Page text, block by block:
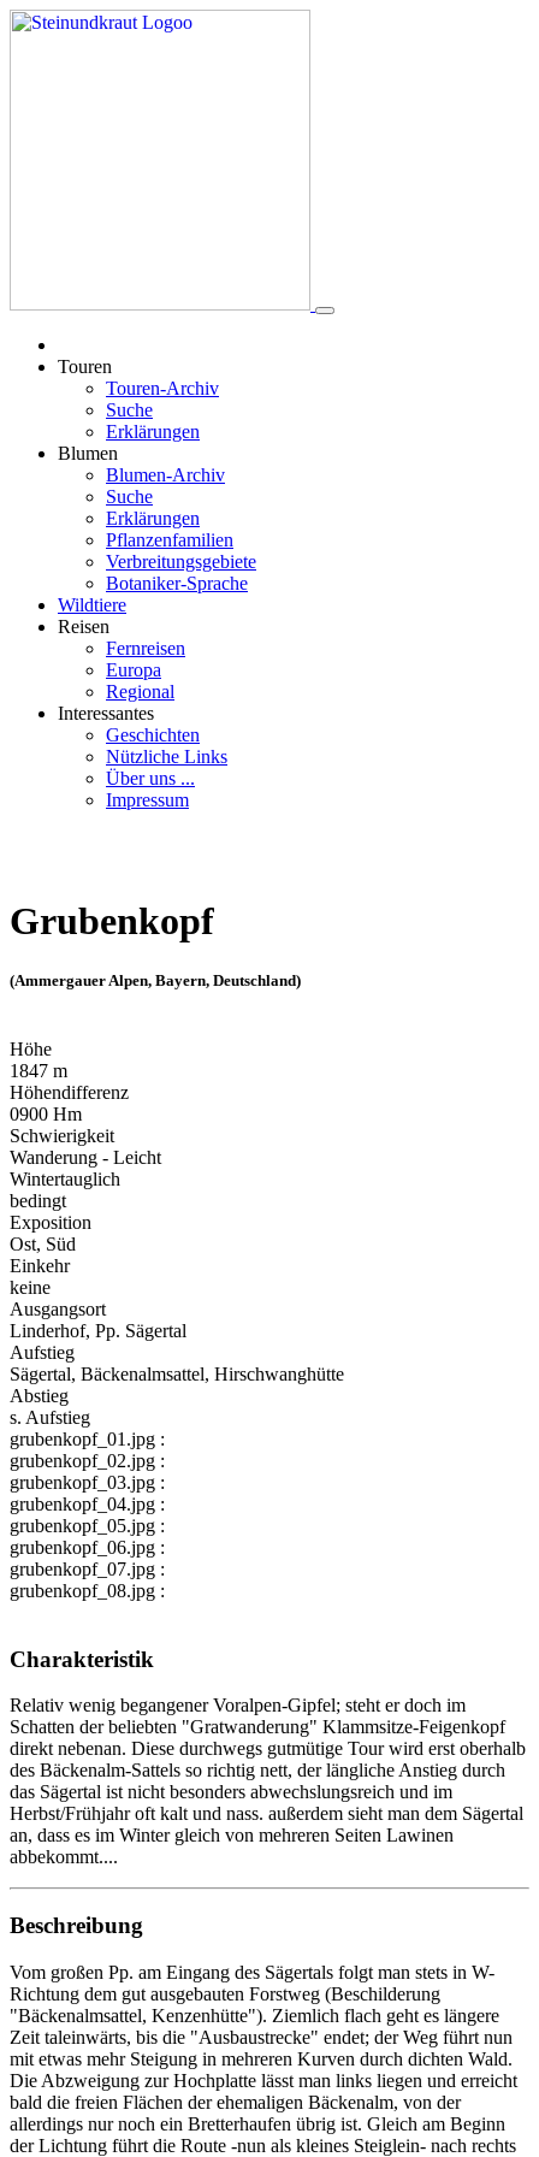
Touren
Touren-Archiv
Suche
Erklärungen
Blumen
Blumen-Archiv
Suche
Erklärungen
Pflanzenfamilien
Verbreitungsgebiete
Botaniker-Sprache
Wildtiere
Reisen
Fernreisen
Europa
Regional
Interessantes
Geschichten
Nützliche Links
Über uns ...
Impressum
Grubenkopf
(Ammergauer Alpen, Bayern, Deutschland)
Höhe
1847 m
Höhendifferenz
0900 Hm
Schwierigkeit
Wanderung - Leicht
Wintertauglich
bedingt
Exposition
Ost, Süd
Einkehr
keine
Ausgangsort
Linderhof, Pp. Sägertal
Aufstieg
Sägertal, Bäckenalmsattel, Hirschwanghütte
Abstieg
s. Aufstieg
grubenkopf_01.jpg :
grubenkopf_02.jpg :
grubenkopf_03.jpg :
grubenkopf_04.jpg :
grubenkopf_05.jpg :
grubenkopf_06.jpg :
grubenkopf_07.jpg :
grubenkopf_08.jpg :
Charakteristik
Relativ wenig begangener Voralpen-Gipfel; steht er doch im
Schatten der beliebten "Gratwanderung" Klammsitze-Feigenkopf
direkt nebenan. Diese durchwegs gutmütige Tour wird erst oberhalb
des Bäckenalm-Sattels so richtig nett, der längliche Anstieg durch
das Sägertal ist nicht besonders abwechslungsreich und im
Herbst/Frühjahr oft kalt und nass. außerdem sieht man dem Sägertal
an, dass es im Winter gleich von mehreren Seiten Lawinen
abbekommt....
Beschreibung
Vom großen Pp. am Eingang des Sägertals folgt man stets in W-
Richtung dem gut ausgebauten Forstweg (Beschilderung
"Bäckenalmsattel, Kenzenhütte"). Ziemlich flach geht es längere
Zeit taleinwärts, bis die "Ausbaustrecke" endet; der Weg führt nun
mit etwas mehr Steigung in mehreren Kurven durch dichten Wald.
Die Abzweigung zur Hochplatte lässt man links liegen und erreicht
bald die freien Flächen der ehemaligen Bäckenalm, von der
allerdings nur noch ein Bretterhaufen übrig ist. Gleich am Beginn
der Lichtung führt die Route -nun als kleines Steiglein- nach rechts